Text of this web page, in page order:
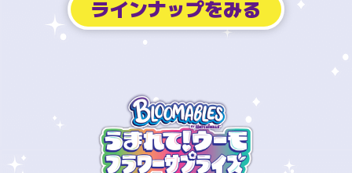
ラインナップをみる